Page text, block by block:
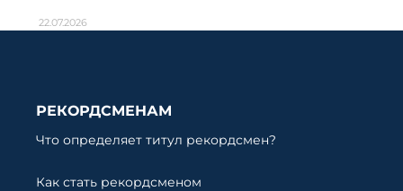
22.07.2026
РЕКОРДСМЕНАМ
Что определяет титул рекордсмен?
Как стать рекордсменом